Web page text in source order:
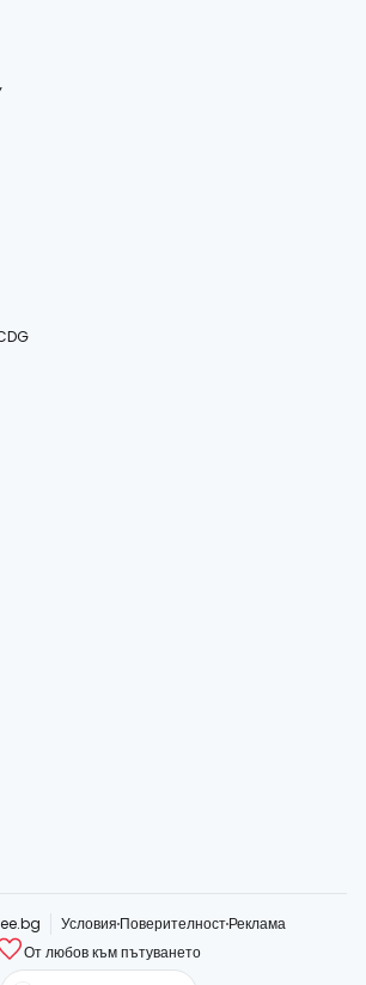
Условия ПоверителностРеклама
От любов към пътуването
cestee.com